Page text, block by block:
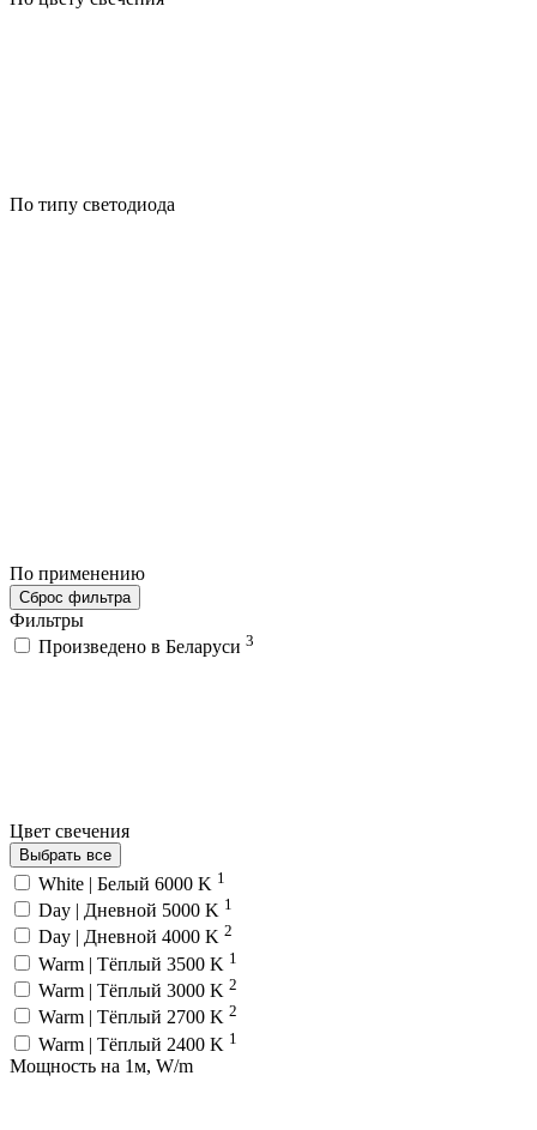
По типу светодиода
По применению
Сброс фильтра
Фильтры
Произведено в Беларуси 3
Цвет свечения
Выбрать все
White | Белый 6000 K 1
Day | Дневной 5000 K 1
Day | Дневной 4000 K 2
Warm | Тёплый 3500 K 1
Warm | Тёплый 3000 K 2
Warm | Тёплый 2700 K 2
Warm | Тёплый 2400 K 1
Мощность на 1м, W/m